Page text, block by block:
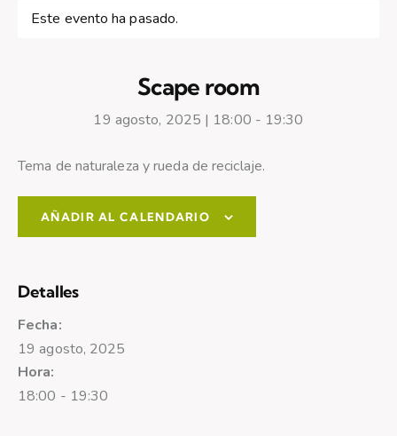
Este evento ha pasado.
Scape room
19 agosto, 2025 | 18:00 - 19:30
Tema de naturaleza y rueda de reciclaje.
AÑADIR AL CALENDARIO
Detalles
Fecha:
19 agosto, 2025
Hora:
18:00 - 19:30